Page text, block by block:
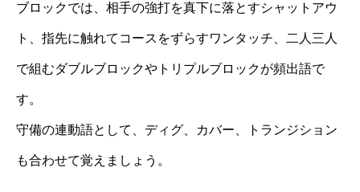
ブロックでは、相手の強打を真下に落とすシャットアウ
ト、指先に触れてコースをずらすワンタッチ、二人三人
で組むダブルブロックやトリプルブロックが頻出語で
す。
守備の連動語として、ディグ、カバー、トランジション
も合わせて覚えましょう。